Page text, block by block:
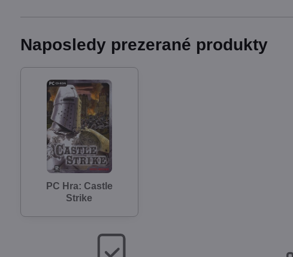
Naposledy prezerané produkty
PC Hra: Castle
Strike